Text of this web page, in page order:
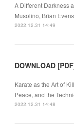
A Different Darkness
Musolino, Brian
2022.12.31 14:49
DOWNLOAD
Karate as the Art of
Peace, and the
2022.12.31 14:48